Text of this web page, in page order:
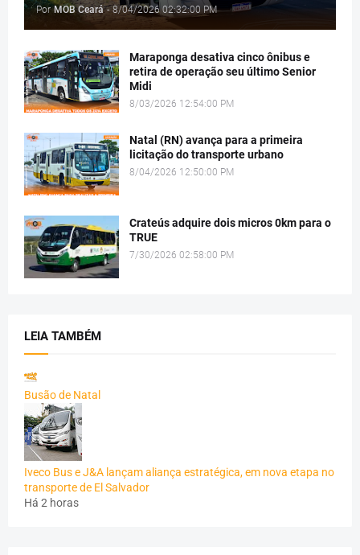
Por MOB Ceará - 8/04/2026 02:32:00 PM
Maraponga desativa cinco ônibus e
retira de operação seu último Senior
Midi
8/03/2026 12:54:00 PM
Natal (RN) avança para a primeira
licitação do transporte urbano
8/04/2026 12:50:00 PM
Crateús adquire dois micros 0km para o
TRUE
7/30/2026 02:58:00 PM
LEIA TAMBÉM
Busão de Natal
Iveco Bus e J&A lançam aliança estratégica, em nova etapa no
transporte de El Salvador
Há 2 horas